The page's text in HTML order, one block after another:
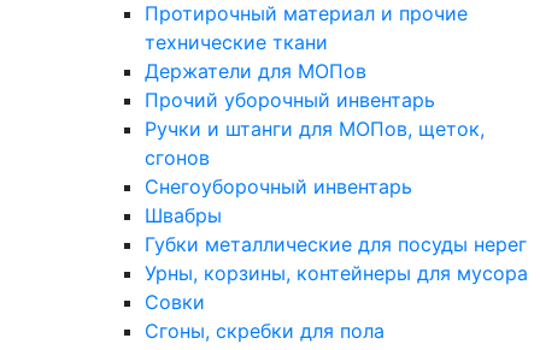
Протирочный материал и прочие
технические ткани
Держатели для МОПов
Прочий уборочный инвентарь
Ручки и штанги для МОПов, щеток,
сгонов
Снегоуборочный инвентарь
Швабры
Губки металлические для посуды нерег
Урны, корзины, контейнеры для мусора
Совки
Сгоны, скребки для пола